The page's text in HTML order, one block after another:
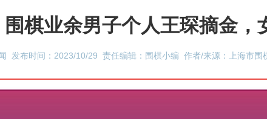
棋业余男子个人王琛摘金，
发布时间：2023/10/29 责任编辑：围棋小编 作者/来源：上海市围